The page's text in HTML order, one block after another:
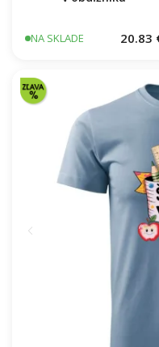
v obdĺžniku
NA SKLADE 20.83